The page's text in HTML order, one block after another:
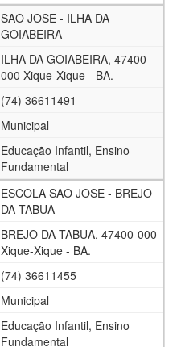
SAO JOSE - ILHA DA
GOIABEIRA
ILHA DA GOIABEIRA, 47400-
000 Xique-Xique - BA.
(74) 36611491
Municipal
Educação Infantil, Ensino
Fundamental
ESCOLA SAO JOSE - BREJO
DA TABUA
BREJO DA TABUA, 47400-000
Xique-Xique - BA.
(74) 36611455
Municipal
Educação Infantil, Ensino
Fundamental